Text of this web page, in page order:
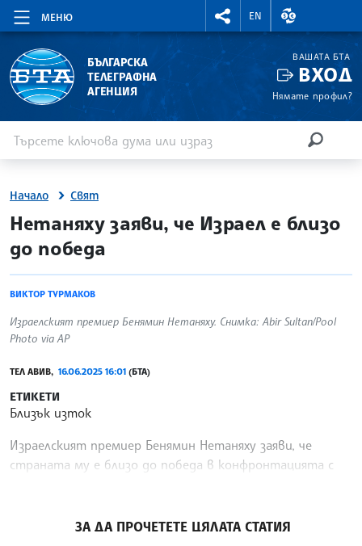
МЕНЮ
RIGHTMENU.SOCIAL
EN
ВАЛУТНИ
БЪЛГАРСКА
ТЕЛЕГРАФНА
АГЕНЦИЯ
ВАШАТА БТА
ВХОД
Нямате профил?
Начало Свят
site.bta
Нетаняху заяви, че Израел е близо
до победа
ВИКТОР ТУРМАКОВ
Израелският премиер Бенямин Нетаняху. Снимка: Abir Sultan/Pool
Photo via AP
ТЕЛ АВИВ, 16.06.2025 16:01 (БТА)
ЕТИКЕТИ
Близък изток
Израелският премиер Бенямин Нетаняху заяви, че
страната му е близо до победа в конфронтацията с
ЗА ДА ПРОЧЕТЕТЕ ЦЯЛАТА СТАТИЯ